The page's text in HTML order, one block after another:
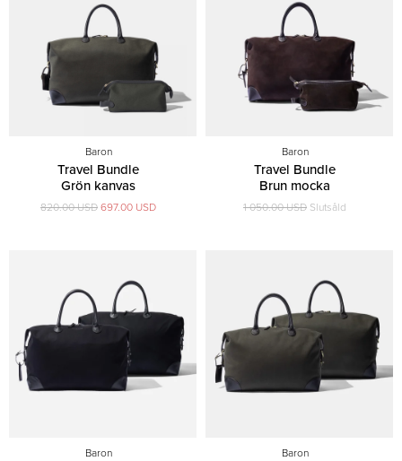
Baron
Travel Bundle
Grön kanvas
820.00 USD 697.00 USD
Baron
Travel Bundle
Brun mocka
1 050.00 USD Slutsåld
Baron Baron